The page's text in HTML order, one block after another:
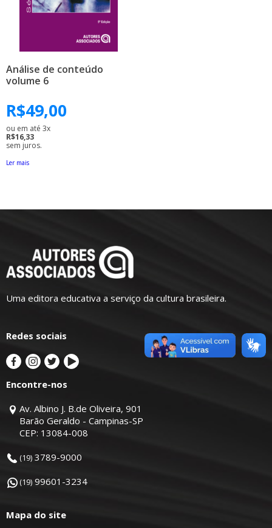
Análise de conteúdo
volume 6
R$49,00
ou em até 3x
R$16,33
sem juros.
Ler mais
Uma editora educativa a serviço da cultura brasileira.
Redes sociais
Encontre-nos
Av. Albino J. B.de Oliveira, 901
Barão Geraldo - Campinas-SP
CEP: 13084-008
(19) 3789-9000
(19) 99601-3234
Mapa do site